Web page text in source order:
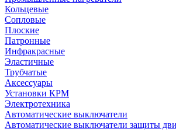
Кольцевые
Сопловые
Плоские
Патронные
Инфракрасные
Эластичные
Трубчатые
Аксессуары
Установки КРМ
Электротехника
Автоматические выключатели
Автоматические выключатели защиты